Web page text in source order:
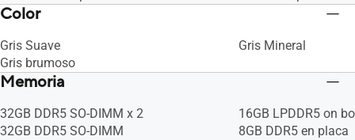
Color
Gris Suave
Gris brumoso
Gris Mineral
Memoria
32GB DDR5 SO-DIMM x 2
32GB DDR5 SO-DIMM
16GB LPDDR5 on
8GB DDR5 en placa